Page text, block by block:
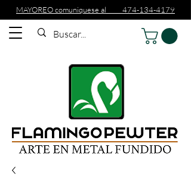
MAYOREO comuniquese al 474-134-4179